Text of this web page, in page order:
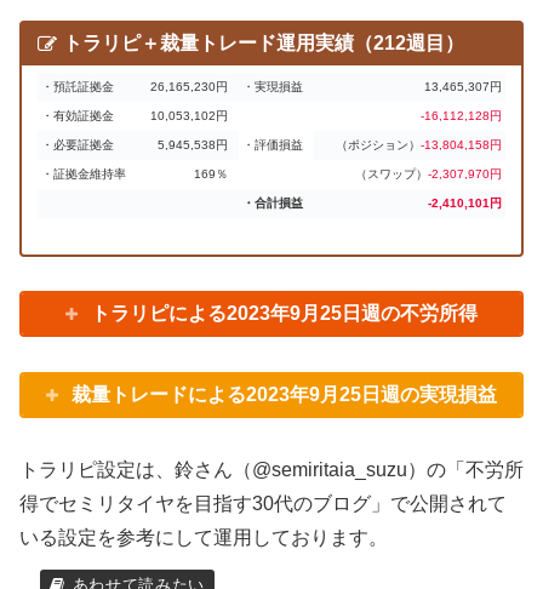
トラリピ＋裁量トレード運用実績（212週目）
・預託証拠金 26,165,230円 ・実現損益 13,465,307円
・有効証拠金 10,053,102円
・評価損益
-16,112,128円
・必要証拠金 5,945,538円 （ポジション） -13,804,158円
・証拠金維持率 169％ （スワップ） -2,307,970円
・合計損益 -2,410,101円
トラリピによる2023年9月25日週の不労所得
裁量トレードによる2023年9月25日週の実現損益
トラリピ設定は、鈴さん（@semiritaia_suzu）の「不労所
得でセミリタイヤを目指す30代のブログ」で公開されて
いる設定を参考にして運用しております。